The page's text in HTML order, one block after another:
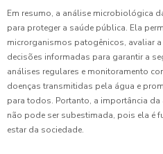
Em resumo, a análise microbiológica
para proteger a saúde pública. Ela
microrganismos patogênicos, avaliar
decisões informadas para garantir a
análises regulares e monitoramento
doenças transmitidas pela água e
para todos. Portanto, a importância
não pode ser subestimada, pois ela é
estar da sociedade.